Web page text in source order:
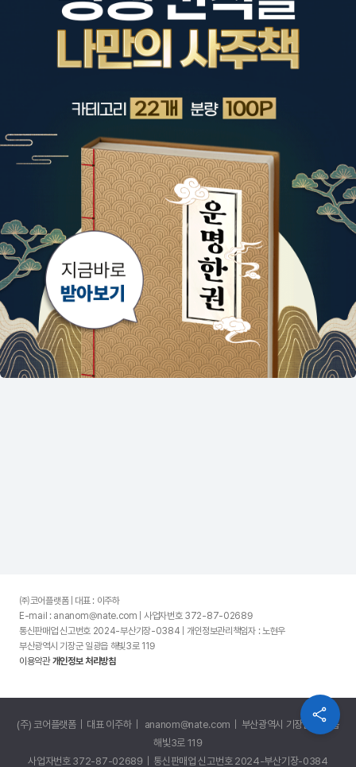
㈜코어플랫폼 | 대표 : 이주하
E-mail : ananom@nate.com | 사업자번호 372-87-02689
통신판매업 신고번호 2024-부산기장-0384 | 개인정보관리책임자 : 노현우
부산광역시 기장군 일광읍 해빛3로 119
이용약관 개인정보 처리방침
(주) 코어플랫폼 | 대표 이주하 | ananom@nate.com | 부산광역시 기장군 일광읍
해빛3로 119
사업자번호 372-87-02689 | 통신판매업 신고번호 2024-부산기장-0384